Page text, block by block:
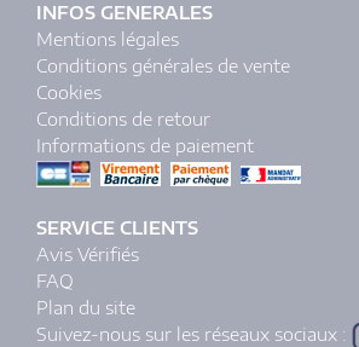
INFOS GENERALES
Mentions légales
Conditions générales de vente
Cookies
Conditions de retour
Informations de paiement
SERVICE CLIENTS
Avis Vérifiés
FAQ
Plan du site
Suivez-nous sur les réseaux sociaux :